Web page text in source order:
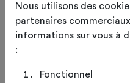
Nous utilisons des
partenaires
informations sur vous à
:
Fonctionnel
LARGEUR DES BARRES DE
HAUTEUR DES BARRES DE